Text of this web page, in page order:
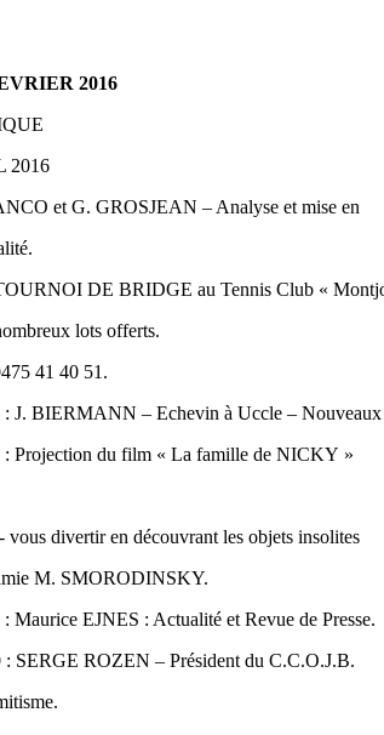
2016
2016
et G. GROSJEAN – Analyse et mise en
DE BRIDGE au Tennis Club «
lots offerts.
41 40 51.
J. BIERMANN – Echevin à Uccle – Nouveaux
Projection du film « La famille de NICKY »
divertir en découvrant les objets insolites
M. SMORODINSKY.
EJNES : Actualité et Revue de Presse.
ROZEN – Président du C.C.O.J.B.